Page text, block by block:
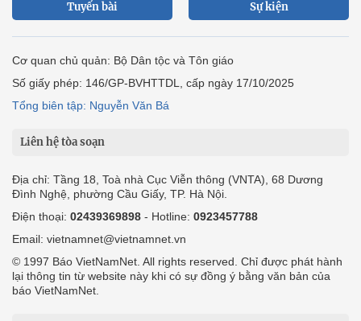
Tuyến bài Sự kiện
Cơ quan chủ quản: Bộ Dân tộc và Tôn giáo
Số giấy phép: 146/GP-BVHTTDL, cấp ngày 17/10/2025
Tổng biên tập: Nguyễn Văn Bá
Liên hệ tòa soạn
Địa chỉ: Tầng 18, Toà nhà Cục Viễn thông (VNTA), 68 Dương
Đình Nghệ, phường Cầu Giấy, TP. Hà Nội.
Điện thoại: 02439369898 - Hotline: 0923457788
Email: vietnamnet@vietnamnet.vn
© 1997 Báo VietNamNet. All rights reserved. Chỉ được phát hành
lại thông tin từ website này khi có sự đồng ý bằng văn bản của
báo VietNamNet.